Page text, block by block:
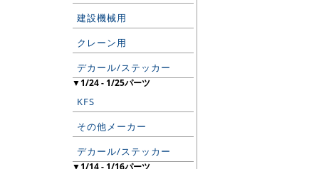
建設機械用
クレーン用
デカール/ステッカー
▼1/24 - 1/25パーツ
KFS
その他メーカー
デカール/ステッカー
▼1/14 - 1/16パーツ